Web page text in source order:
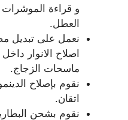
و قراءة الموشرات
العطل.
نعمل على تبديل
اصلاح الانوار
ماسحات الزجاج.
نقوم بإصلاح
اتقان.
نقوم بشحن